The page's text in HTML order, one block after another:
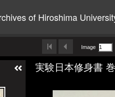
of Hiroshima